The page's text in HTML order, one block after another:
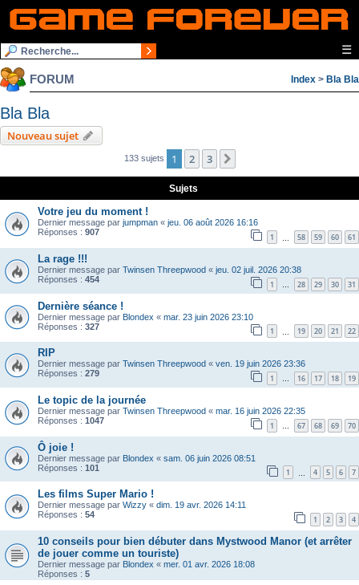
☰
FORUM Index > Bla Bla
Bla Bla
Nouveau sujet
133 sujets 1 2 3
Sujets
Votre jeu du moment !
Dernier message par jumpman « jeu. 06 août 2026 16:16
Réponses : 907 1 58 59 60 61
La rage !!!
Dernier message par Twinsen Threepwood « jeu. 02 juil. 2026 20:38
Réponses : 454 1 … 28 29 30 31
Dernière séance !
Dernier message par Blondex « mar. 23 juin 2026 23:10
Réponses : 327 1 19 20 21 22
RIP
Dernier message par Twinsen Threepwood « ven. 19 juin 2026 23:36
Réponses : 279 1 … 16 17 18 19
Le topic de la journée
Dernier message par Twinsen Threepwood « mar. 16 juin 2026 22:35
Réponses : 1047 1 … 67 68 69 70
Ô joie !
Dernier message par Blondex « sam. 06 juin 2026 08:51
Réponses : 101 1 4 5 6 7
Les films Super Mario !
Dernier message par Wizzy « dim. 19 avr. 2026 14:11
Réponses : 54 1 2 3 4
10 conseils pour bien débuter dans Mystwood Manor (et arrêter
de jouer comme un touriste)
Dernier message par Blondex « mer. 01 avr. 2026 18:08
Réponses : 5